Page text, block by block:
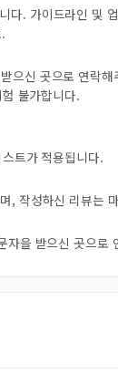
다. 가이드라인 및
으신 곳으로 연락해
불가합니다.
트가 적용됩니다.
, 작성하신 리뷰는
을 받으신 곳으로